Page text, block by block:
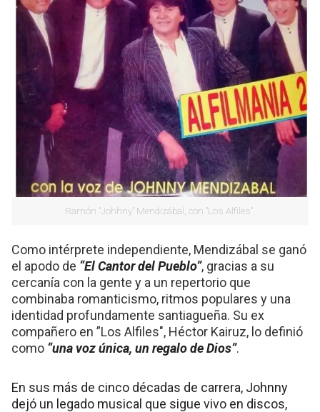
Ramón "Johhny" Mendizábal, con "Los Alfiles".
Como intérprete independiente, Mendizábal se ganó
el apodo de “El Cantor del Pueblo”, gracias a su
cercanía con la gente y a un repertorio que
combinaba romanticismo, ritmos populares y una
identidad profundamente santiagueña. Su ex
compañero en ”Los Alfiles", Héctor Kairuz, lo definió
como “una voz única, un regalo de Dios”.
En sus más de cinco décadas de carrera, Johnny
dejó un legado musical que sigue vivo en discos,